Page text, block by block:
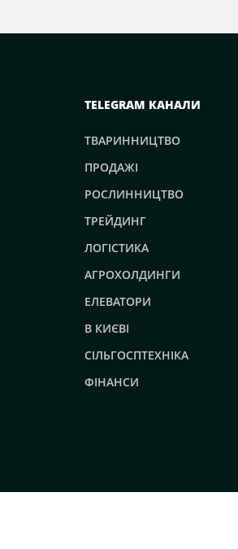
TELEGRAM КАНАЛИ
ТВАРИННИЦТВО
ПРОДАЖІ
РОСЛИННИЦТВО
ТРЕЙДИНГ
ЛОГІСТИКА
АГРОХОЛДИНГИ
ЕЛЕВАТОРИ
В КИЄВІ
СІЛЬГОСПТЕХНІКА
ФІНАНСИ